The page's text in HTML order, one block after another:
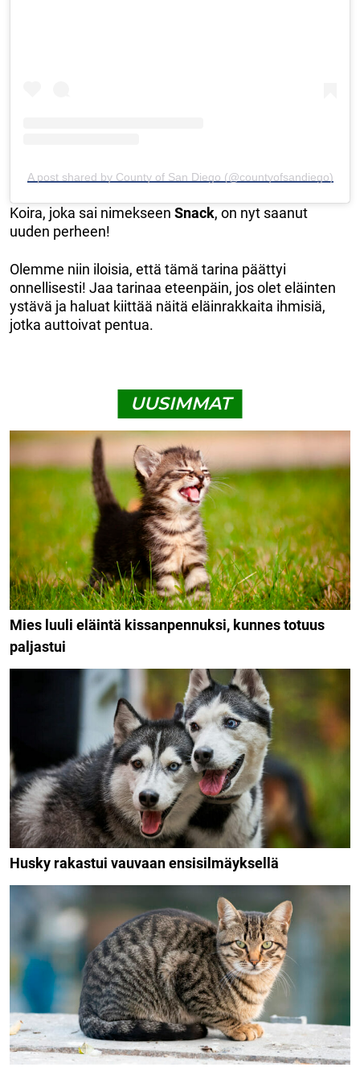
A post shared by County of San Diego (@countyofsandiego)
Koira, joka sai nimekseen Snack, on nyt saanut
uuden perheen!
Olemme niin iloisia, että tämä tarina päättyi
onnellisesti! Jaa tarinaa eteenpäin, jos olet eläinten
ystävä ja haluat kiittää näitä eläinrakkaita ihmisiä,
jotka auttoivat pentua.
UUSIMMAT
Mies luuli eläintä kissanpennuksi, kunnes totuus
paljastui
Husky rakastui vauvaan ensisilmäyksellä